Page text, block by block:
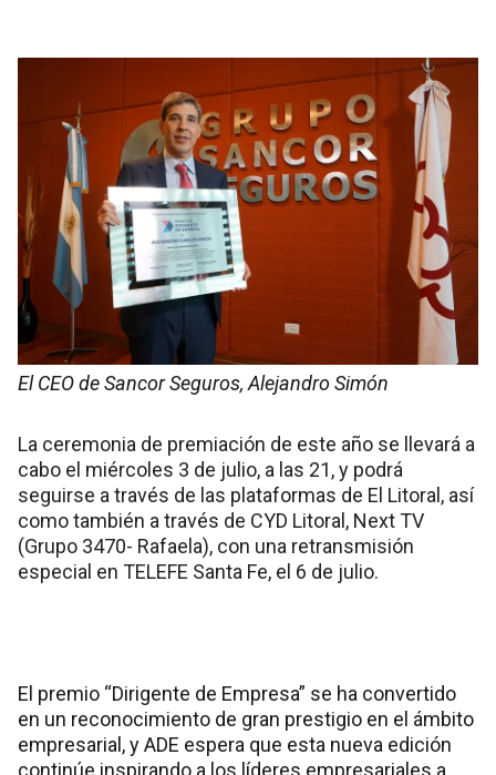
El CEO de Sancor Seguros, Alejandro Simón
La ceremonia de premiación de este año se llevará a
cabo el miércoles 3 de julio, a las 21, y podrá
seguirse a través de las plataformas de El Litoral, así
como también a través de CYD Litoral, Next TV
(Grupo 3470- Rafaela), con una retransmisión
especial en TELEFE Santa Fe, el 6 de julio.
El premio “Dirigente de Empresa” se ha convertido
en un reconocimiento de gran prestigio en el ámbito
empresarial, y ADE espera que esta nueva edición
continúe inspirando a los líderes empresariales a